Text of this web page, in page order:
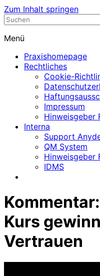
Zum Inhalt springen
Nephrologische Praxis
Menü
Praxishomepage
Rechtliches
Cookie-
Impressum
Hinweisgeber
Interna
Support
QM System
Hinweisgeber
IDMS
Kurs
Vertrauen